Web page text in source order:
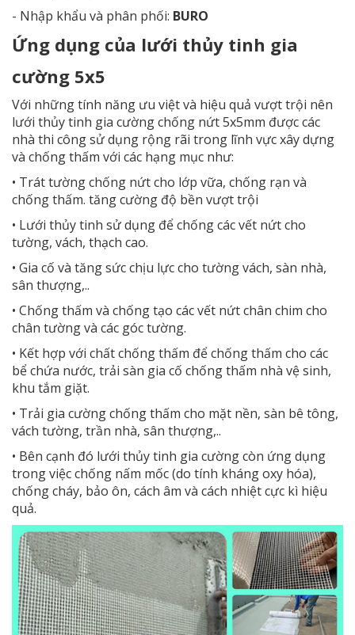
- Nhập khẩu và phân phối: BURO
Ứng dụng của lưới thủy tinh gia
cường 5x5
Với những tính năng ưu việt và hiệu quả vượt trội nên
lưới thủy tinh gia cường chống nứt 5x5mm được các
nhà thi công sử dụng rộng rãi trong lĩnh vực xây dựng
và chống thấm với các hạng mục như:
• Trát tường chống nứt cho lớp vữa, chống rạn và
chống thấm. tăng cường độ bền vượt trội
• Lưới thủy tinh sử dụng để chống các vết nứt cho
tường, vách, thạch cao.
• Gia cố và tăng sức chịu lực cho tường vách, sàn nhà,
sân thượng,..
• Chống thấm và chống tạo các vết nứt chân chim cho
chân tường và các góc tường.
• Kết hợp với chất chống thấm để chống thấm cho các
bể chứa nước, trải sàn gia cố chống thấm nhà vệ sinh,
khu tắm giặt.
• Trải gia cường chống thấm cho mặt nền, sàn bê tông,
vách tường, trần nhà, sân thượng,..
• Bên cạnh đó lưới thủy tinh gia cường còn ứng dụng
trong việc chống nấm mốc (do tính kháng oxy hóa),
chống cháy, bảo ôn, cách âm và cách nhiệt cực kì hiệu
quả.